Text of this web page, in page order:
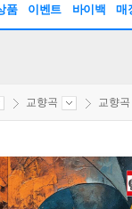
품 이벤트 바이백 매
교향곡 교향